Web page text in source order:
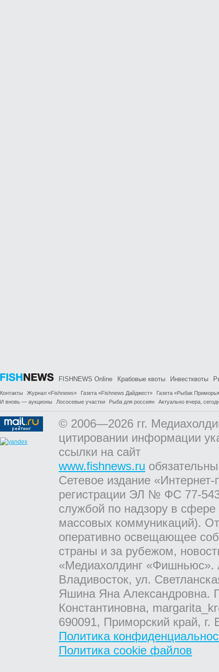
FISHNEWS Online Крабовые квоты Инвестквоты
Контакты Журнал «Fishnews» Газета «Fishnews Дайджест»
Газета «Рыбак
И вновь — аукционы
Лососевые участки Рыба для россиян Актуально вчера,
© 2006—2026 гг.
цитировании информации
ссылки на сайт
www.fishnews.ru
Сетевое издание
регистрации ЭЛ № ФС 77-
службой по надзору в
массовых коммуникаций).
оперативно освещающее
страны и за рубежом,
«Медиахолдинг «Фишньюс».
Владивосток, ул.
Яшина Яна Александровна.
Константиновна,
690091, Приморский край,
Политика
Политика cookie файлов